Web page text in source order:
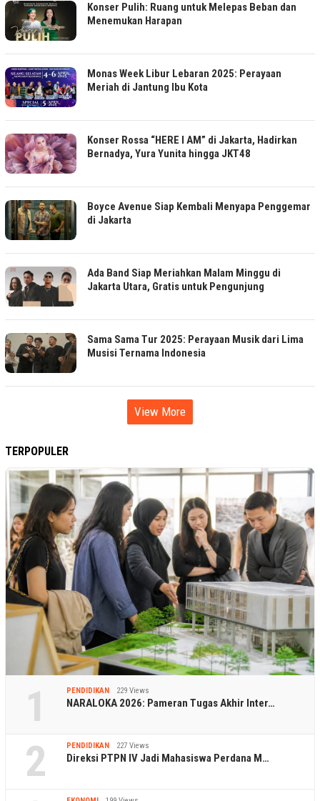
Konser Pulih: Ruang untuk Melepas Beban dan
Menemukan Harapan
Monas Week Libur Lebaran 2025: Perayaan
Meriah di Jantung Ibu Kota
Konser Rossa “HERE I AM” di Jakarta, Hadirkan
Bernadya, Yura Yunita hingga JKT48
Boyce Avenue Siap Kembali Menyapa Penggemar
di Jakarta
Ada Band Siap Meriahkan Malam Minggu di
Jakarta Utara, Gratis untuk Pengunjung
Sama Sama Tur 2025: Perayaan Musik dari Lima
Musisi Ternama Indonesia
View More
TERPOPULER
1 PENDIDIKAN 229 Views
NARALOKA 2026: Pameran Tugas Akhir Inter…
2 PENDIDIKAN 227 Views
Direksi PTPN IV Jadi Mahasiswa Perdana M…